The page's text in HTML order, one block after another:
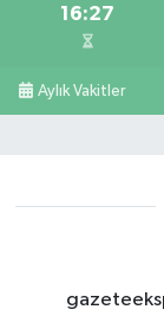
16:27
Aylık Vakitler